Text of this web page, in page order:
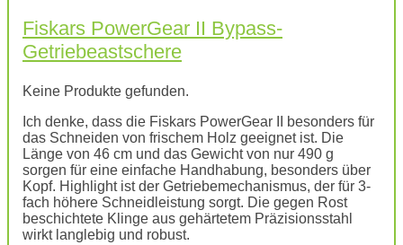
Fiskars PowerGear II Bypass-
Getriebeastschere
Keine Produkte gefunden.
Ich denke, dass die Fiskars PowerGear II besonders für
das Schneiden von frischem Holz geeignet ist. Die
Länge von 46 cm und das Gewicht von nur 490 g
sorgen für eine einfache Handhabung, besonders über
Kopf. Highlight ist der Getriebemechanismus, der für 3-
fach höhere Schneidleistung sorgt. Die gegen Rost
beschichtete Klinge aus gehärtetem Präzisionsstahl
wirkt langlebig und robust.